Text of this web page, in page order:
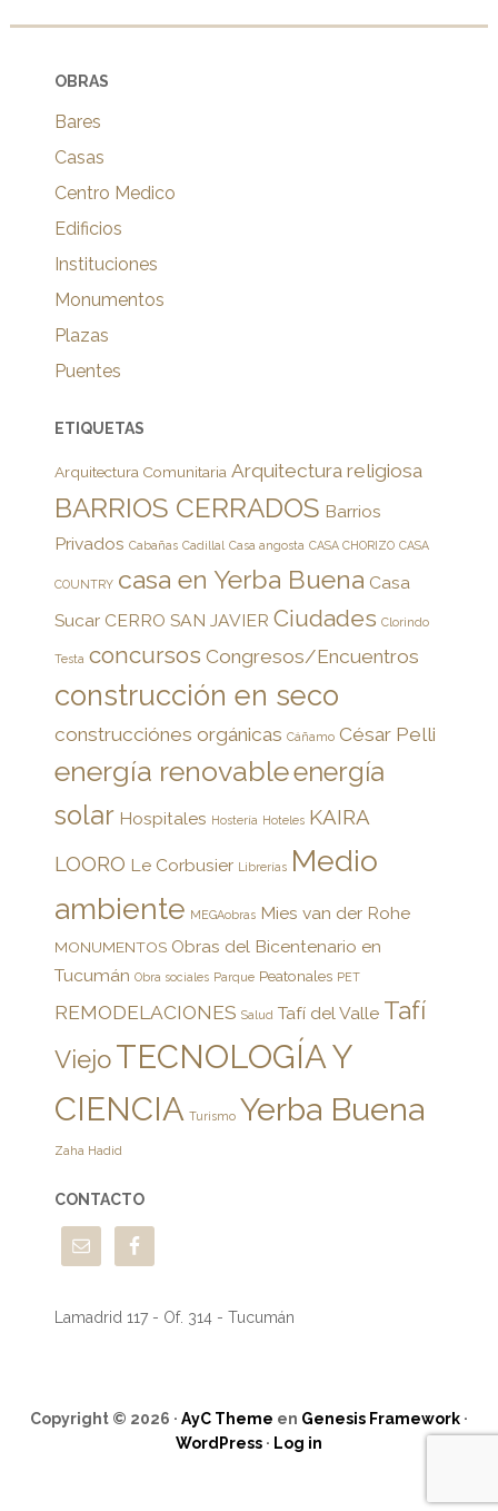
OBRAS
Bares
Casas
Centro Medico
Edificios
Instituciones
Monumentos
Plazas
Puentes
ETIQUETAS
Arquitectura Comunitaria Arquitectura religiosa
BARRIOS CERRADOS Barrios
Privados Cabañas Cadillal Casa angosta CASA CHORIZO CASA
COUNTRY casa en Yerba Buena Casa
Sucar CERRO SAN JAVIER Ciudades Clorindo
Testa concursos Congresos/Encuentros
construcción en seco
construcciónes orgánicas Cáñamo César Pelli
energía renovableenergía
solar Hospitales Hostería Hoteles KAIRA
LOORO Le Corbusier Librerías Medio
ambiente MEGAobras Mies van der Rohe
MONUMENTOS Obras del Bicentenario en
Tucumán Obra sociales Parque Peatonales PET
REMODELACIONES Salud Tafí del Valle Tafí
ViejoTECNOLOGÍA Y
CIENCIA Turismo Yerba Buena
Zaha Hadid
CONTACTO
Lamadrid 117 - Of. 314 - Tucumán
Copyright © 2026 · AyC Theme en Genesis Framework·
WordPress· Log in